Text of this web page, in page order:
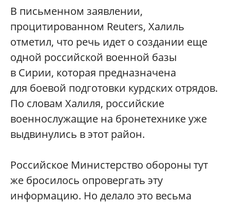
В письменном заявлении,
процитированном Reuters, Халиль
отметил, что речь идет о создании еще
одной российской военной базы
в Сирии, которая предназначена
для боевой подготовки курдских отрядов.
По словам Халиля, российские
военнослужащие на бронетехнике уже
выдвинулись в этот район.
Российское Министерство обороны тут
же бросилось опровергать эту
информацию. Но делало это весьма